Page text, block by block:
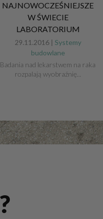
NAJNOWOCZEŚNIEJSZE
W ŚWIECIE
LABORATORIUM
29.11.2016 | Systemy
budowlane
Badania nad lekarstwem na raka
rozpalają wyobraźnię...